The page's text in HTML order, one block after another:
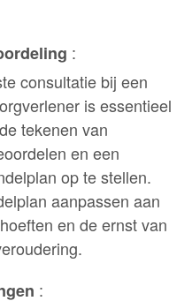
:
consultatie bij een
is essentieel
tekenen van
en een
op te stellen.
aanpassen aan
en de ernst van
: